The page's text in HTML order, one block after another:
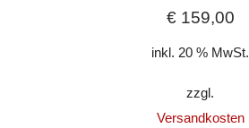
€159,00
inkl. 20 % MwSt.
zzgl.
Versandkosten